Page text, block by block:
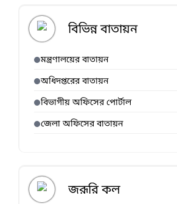
বিভিন্ন বাতায়ন
মন্ত্রণালয়ের বাতায়ন
অধিদপ্তরের বাতায়ন
বিভাগীয় অফিসের পোর্টাল
জেলা অফিসের বাতায়ন
জরূরি কল